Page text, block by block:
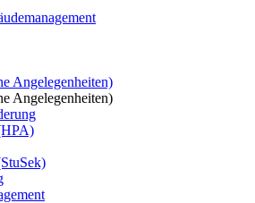
Angelegenheiten)
Angelegenheiten)